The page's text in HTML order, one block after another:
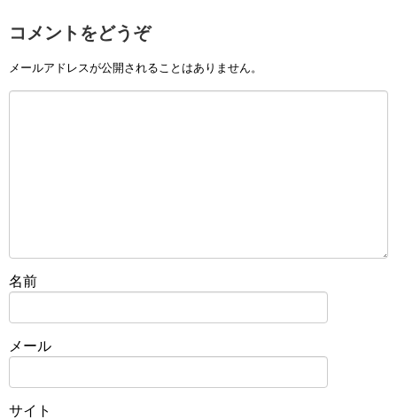
コメントをどうぞ
メールアドレスが公開されることはありません。
名前
メール
サイト